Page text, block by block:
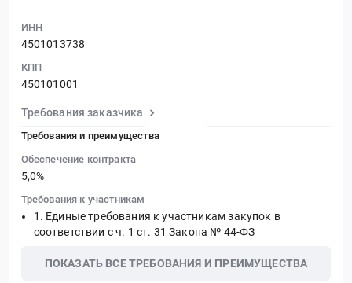
ИНН
4501013738
КПП
450101001
Требования заказчика
Требования и преимущества
Обеспечение контракта
5,0%
Требования к участникам
Единые требования к участникам закупок в
соответствии с ч. 1 ст. 31 Закона № 44-ФЗ
ПОКАЗАТЬ ВСЕ ТРЕБОВАНИЯ И ПРЕИМУЩЕСТВА